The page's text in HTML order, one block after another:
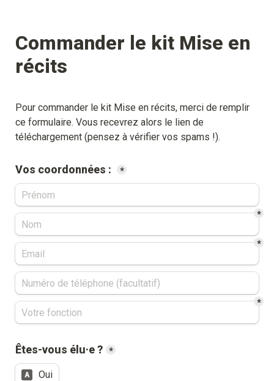
Commander le kit Mise en
récits
Pour commander le kit Mise en récits, merci de remplir
ce formulaire. Vous recevrez alors le lien de
téléchargement (pensez à vérifier vos spams !).
Vos coordonnées : *
*
*
*
Êtes-vous élu·e ? *
A Oui